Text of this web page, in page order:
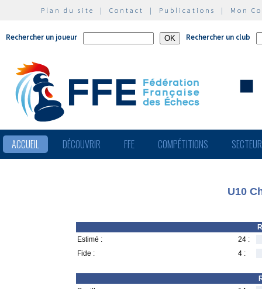
Plan du site | Contact | Publications | Mon
Rechercher un joueur Rechercher un club
ACCUEIL DÉCOUVRIR FFE COMPÉTITIONS
U10
Estimé :
24 :
Fide :
4 :